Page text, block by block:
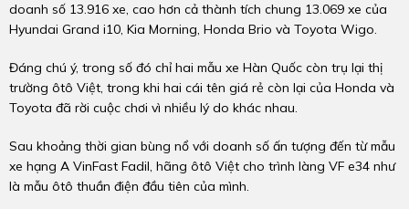
doanh số 13.916 xe, cao hơn cả thành tích chung 13.069 xe của
Hyundai Grand i10, Kia Morning, Honda Brio và Toyota Wigo.
Đáng chú ý, trong số đó chỉ hai mẫu xe Hàn Quốc còn trụ lại thị
trường ôtô Việt, trong khi hai cái tên giá rẻ còn lại của Honda và
Toyota đã rời cuộc chơi vì nhiều lý do khác nhau.
Sau khoảng thời gian bùng nổ với doanh số ấn tượng đến từ mẫu
xe hạng A VinFast Fadil, hãng ôtô Việt cho trình làng VF e34 như
là mẫu ôtô thuần điện đầu tiên của mình.